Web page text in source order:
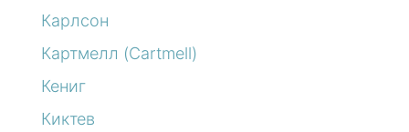
Карлсон
Картмелл (Cartmell)
Кениг
Киктев